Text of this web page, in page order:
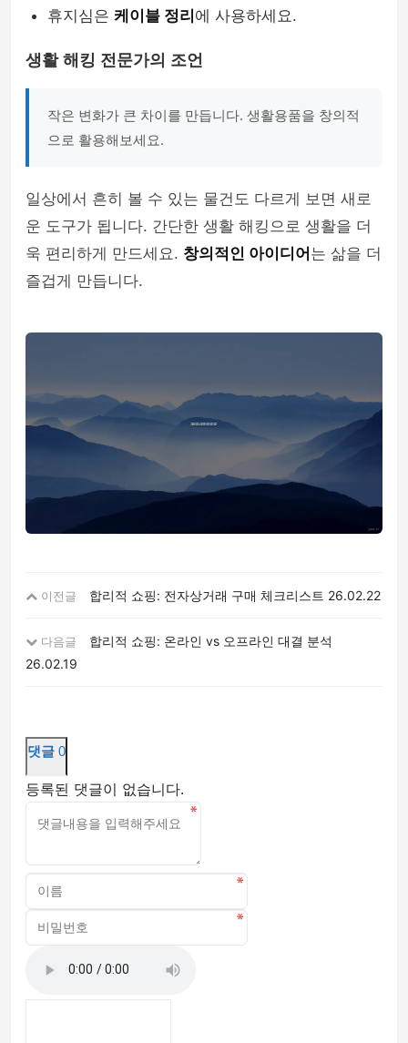
휴지심은 케이블 정리 에 사용하세요.
생활 해킹 전문가의 조언
작은 변화가 큰 차이를 만듭니다. 생활용품을 창의적
으로 활용해보세요.
일상에서 흔히 볼 수 있는 물건도 다르게 보면 새로
운 도구가 됩니다. 간단한 생활 해킹으로 생활을 더
욱 편리하게 만드세요. 창의적인 아이디어 는 삶을 더
즐겁게 만듭니다.
이전글 합리적 쇼핑: 전자상거래 구매 체크리스트 26.02.22
다음글
합리적 쇼핑: 온라인 vs 오프라인 대결 분석
26.02.19
댓글 0
등록된 댓글이 없습니다.